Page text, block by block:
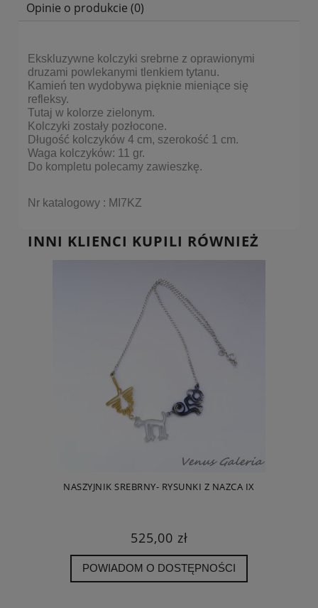
Opinie o produkcie (0)
Ekskluzywne kolczyki srebrne z oprawionymi
druzami powlekanymi tlenkiem tytanu.
Kamień ten wydobywa pięknie mieniące się
refleksy.
Tutaj w kolorze zielonym.
Kolczyki zostały pozłocone.
Długość kolczyków 4 cm, szerokość 1 cm.
Waga kolczyków: 11 gr.
Do kompletu polecamy zawieszkę.
Nr katalogowy : MI7KZ
INNI KLIENCI KUPILI RÓWNIEŻ
NASZYJNIK SREBRNY- RYSUNKI Z NAZCA IX
525,00 zł
POWIADOM O DOSTĘPNOŚCI